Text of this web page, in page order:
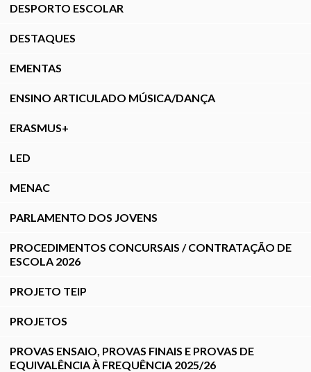
DESPORTO ESCOLAR
DESTAQUES
EMENTAS
ENSINO ARTICULADO MÚSICA/DANÇA
ERASMUS+
LED
MENAC
PARLAMENTO DOS JOVENS
PROCEDIMENTOS CONCURSAIS / CONTRATAÇÃO DE
ESCOLA 2026
PROJETO TEIP
PROJETOS
PROVAS ENSAIO, PROVAS FINAIS E PROVAS DE
EQUIVALÊNCIA À FREQUÊNCIA 2025/26